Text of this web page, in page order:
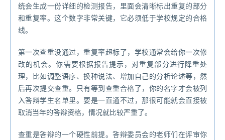
统会生成一份详细的检测报告，里面会清晰标出重复的部分
和重复率。这个数字非常关键，它必须低于学校规定的合格
线。
第一次查重没通过，重复率超标了，学校通常会给你一次修
改的机会。你需要根据报告提示，对重复部分进行降重处
理，比如调整语序、换种说法、增加自己的分析论述等，然
后再次提交查重。只有等到查重合格了，你的名字才会被列
入答辩学生名单里。要是一直通不过，那很可能就会直接被
取消当年的答辩资格，情况就比较严重了。
查重是答辩的一个硬性前提。答辩委员会的老师们在评审你